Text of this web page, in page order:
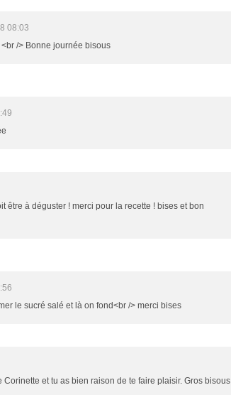
08:03
/> Bonne journée bisous
être à déguster ! merci pour la recette ! bises et bon
le sucré salé et là on fond<br /> merci bises
Corinette et tu as bien raison de te faire plaisir. Gros bisous